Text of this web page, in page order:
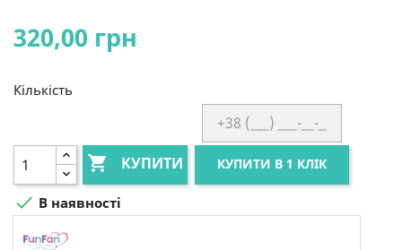
320,00 грн
Кількість
 КУПИТИ КУПИТИ В 1 КЛІК
 В наявності